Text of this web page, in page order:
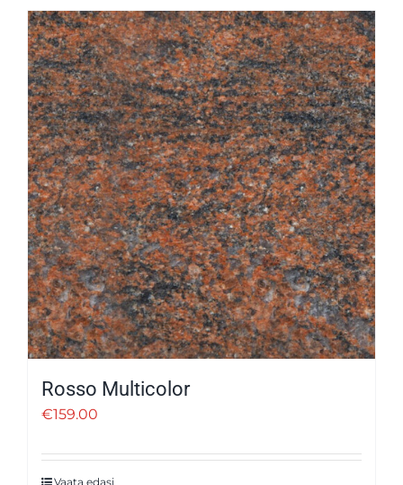
Rosso Multicolor
€159.00
Vaata edasi